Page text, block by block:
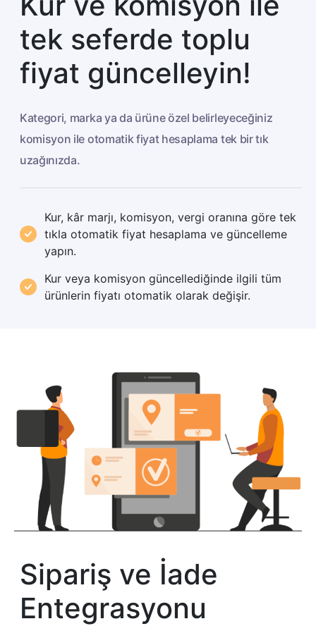
tek seferde toplu
fiyat güncelleyin!
Kategori, marka ya da ürüne özel belirleyeceğiniz
komisyon ile otomatik fiyat hesaplama tek bir tık
uzağınızda.
Kur, kâr marjı, komisyon, vergi oranına göre tek
tıkla otomatik fiyat hesaplama ve güncelleme
yapın.
Kur veya komisyon güncellediğinde ilgili tüm
ürünlerin fiyatı otomatik olarak değişir.
Sipariş ve İade
Entegrasyonu